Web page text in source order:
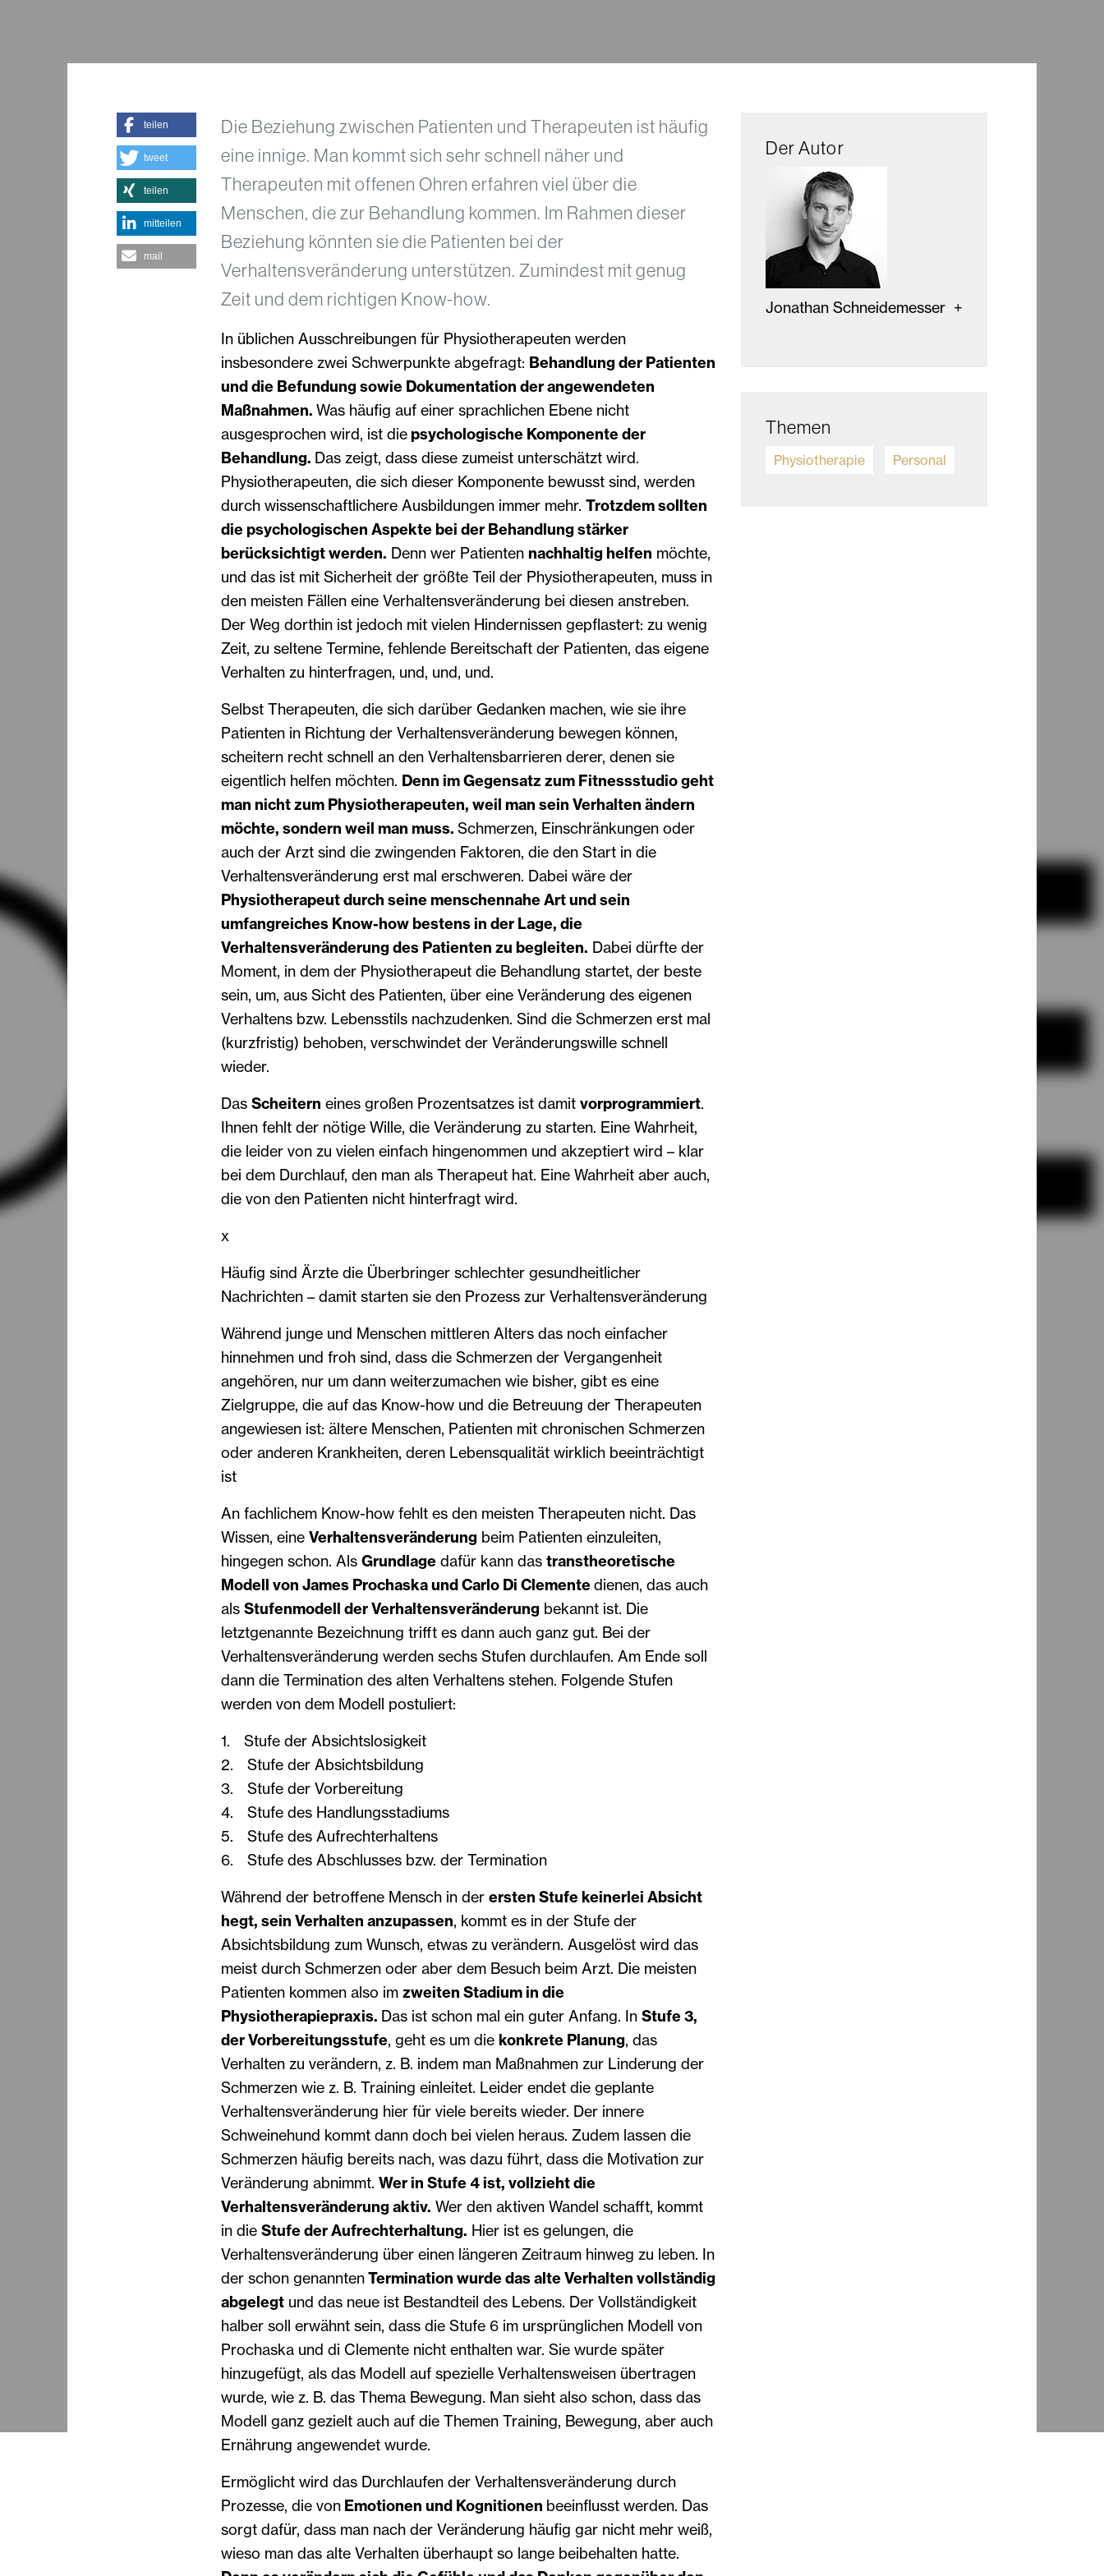
Die Beziehung zwischen Patienten und Therapeuten ist häufig
eine innige. Man kommt sich sehr schnell näher und
Therapeuten mit offenen Ohren erfahren viel über die
Menschen, die zur Behandlung kommen. Im Rahmen dieser
Beziehung könnten sie die Patienten bei der
Verhaltensveränderung unterstützen. Zumindest mit genug
Zeit und dem richtigen Know-how.
In üblichen Ausschreibungen für Physiotherapeuten werden
insbesondere zwei Schwerpunkte abgefragt: Behandlung der Patienten
und die Befundung sowie Dokumentation der angewendeten
Maßnahmen. Was häufig auf einer sprachlichen Ebene nicht
ausgesprochen wird, ist diepsychologische Komponente der
Behandlung. Das zeigt, dass diese zumeist unterschätzt wird.
Physiotherapeuten, die sich dieser Komponente bewusst sind, werden
durch wissenschaftlichere Ausbildungen immer mehr. Trotzdem sollten
die psychologischen Aspekte bei der Behandlung stärker
berücksichtigt werden. Denn wer Patienten nachhaltig helfen möchte,
und das ist mit Sicherheit der größte Teil der Physiotherapeuten, muss in
den meisten Fällen eine Verhaltensveränderung bei diesen anstreben.
Der Weg dorthin ist jedoch mit vielen Hindernissen gepflastert: zu wenig
Zeit, zu seltene Termine, fehlende Bereitschaft der Patienten, das eigene
Verhalten zu hinterfragen, und, und, und.
Selbst Therapeuten, die sich darüber Gedanken machen, wie sie ihre
Patienten in Richtung der Verhaltensveränderung bewegen können,
scheitern recht schnell an den Verhaltensbarrieren derer, denen sie
eigentlich helfen möchten. Denn im Gegensatz zum Fitnessstudio geht
man nicht zum Physiotherapeuten, weil man sein Verhalten ändern
möchte, sondern weil man muss. Schmerzen, Einschränkungen oder
auch der Arzt sind die zwingenden Faktoren, die den Start in die
Verhaltensveränderung erst mal erschweren. Dabei wäre der
Physiotherapeut durch seine menschennahe Art und sein
umfangreiches Know-how bestens in der Lage, die
Verhaltensveränderung des Patienten zu begleiten. Dabei dürfte der
Moment, in dem der Physiotherapeut die Behandlung startet, der beste
sein, um, aus Sicht des Patienten, über eine Veränderung des eigenen
Verhaltens bzw. Lebensstils nachzudenken. Sind die Schmerzen erst mal
(kurzfristig) behoben, verschwindet der Veränderungswille schnell
wieder.
Das Scheitern eines großen Prozentsatzes ist damit vorprogrammiert.
Ihnen fehlt der nötige Wille, die Veränderung zu starten. Eine Wahrheit,
die leider von zu vielen einfach hingenommen und akzeptiert wird – klar
bei dem Durchlauf, den man als Therapeut hat. Eine Wahrheit aber auch,
die von den Patienten nicht hinterfragt wird.
x
Häufig sind Ärzte die Überbringer schlechter gesundheitlicher
Nachrichten – damit starten sie den Prozess zur Verhaltensveränderung
Während junge und Menschen mittleren Alters das noch einfacher
hinnehmen und froh sind, dass die Schmerzen der Vergangenheit
angehören, nur um dann weiterzumachen wie bisher, gibt es eine
Zielgruppe, die auf das Know-how und die Betreuung der Therapeuten
angewiesen ist: ältere Menschen, Patienten mit chronischen Schmerzen
oder anderen Krankheiten, deren Lebensqualität wirklich beeinträchtigt
ist
An fachlichem Know-how fehlt es den meisten Therapeuten nicht. Das
Wissen, eine Verhaltensveränderung beim Patienten einzuleiten,
hingegen schon. Als Grundlagedafür kann das transtheoretische
Modell von James Prochaska und Carlo Di Clementedienen, das auch
als Stufenmodell der Verhaltensveränderung bekannt ist. Die
letztgenannte Bezeichnung trifft es dann auch ganz gut. Bei der
Verhaltensveränderung werden sechs Stufen durchlaufen. Am Ende soll
dann die Termination des alten Verhaltens stehen. Folgende Stufen
werden von dem Modell postuliert:
1. Stufe der Absichtslosigkeit
2. Stufe der Absichtsbildung
3. Stufe der Vorbereitung
4. Stufe des Handlungsstadiums
5. Stufe des Aufrechterhaltens
6. Stufe des Abschlusses bzw. der Termination
Während der betroffene Mensch in der ersten Stufe keinerlei Absicht
hegt, sein Verhalten anzupassen, kommt es in der Stufe der
Absichtsbildung zum Wunsch, etwas zu verändern. Ausgelöst wird das
meist durch Schmerzen oder aber dem Besuch beim Arzt. Die meisten
Patienten kommen also im zweiten Stadium in die
Physiotherapiepraxis. Das ist schon mal ein guter Anfang. In Stufe 3,
der Vorbereitungsstufe, geht es um die konkrete Planung, das
Verhalten zu verändern, z. B. indem man Maßnahmen zur Linderung der
Schmerzen wie z. B. Training einleitet. Leider endet die geplante
Verhaltensveränderung hier für viele bereits wieder. Der innere
Schweinehund kommt dann doch bei vielen heraus. Zudem lassen die
Schmerzen häufig bereits nach, was dazu führt, dass die Motivation zur
Veränderung abnimmt. Wer in Stufe 4 ist, vollzieht die
Verhaltensveränderung aktiv. Wer den aktiven Wandel schafft, kommt
in die Stufe der Aufrechterhaltung. Hier ist es gelungen, die
Verhaltensveränderung über einen längeren Zeitraum hinweg zu leben. In
der schon genanntenTermination wurde das alte Verhalten vollständig
abgelegtund das neue ist Bestandteil des Lebens. Der Vollständigkeit
halber soll erwähnt sein, dass die Stufe 6 im ursprünglichen Modell von
Prochaska und di Clemente nicht enthalten war. Sie wurde später
hinzugefügt, als das Modell auf spezielle Verhaltensweisen übertragen
wurde, wie z. B. das Thema Bewegung. Man sieht also schon, dass das
Modell ganz gezielt auch auf die Themen Training, Bewegung, aber auch
Ernährung angewendet wurde.
Ermöglicht wird das Durchlaufen der Verhaltensveränderung durch
Prozesse, die vonEmotionen und Kognitionen beeinflusst werden. Das
sorgt dafür, dass man nach der Veränderung häufig gar nicht mehr weiß,
wieso man das alte Verhalten überhaupt so lange beibehalten hatte.
teilen
tweet
teilen
mitteilen
mail
Der Autor
Jonathan Schneidemesser
Themen
Physiotherapie Personal